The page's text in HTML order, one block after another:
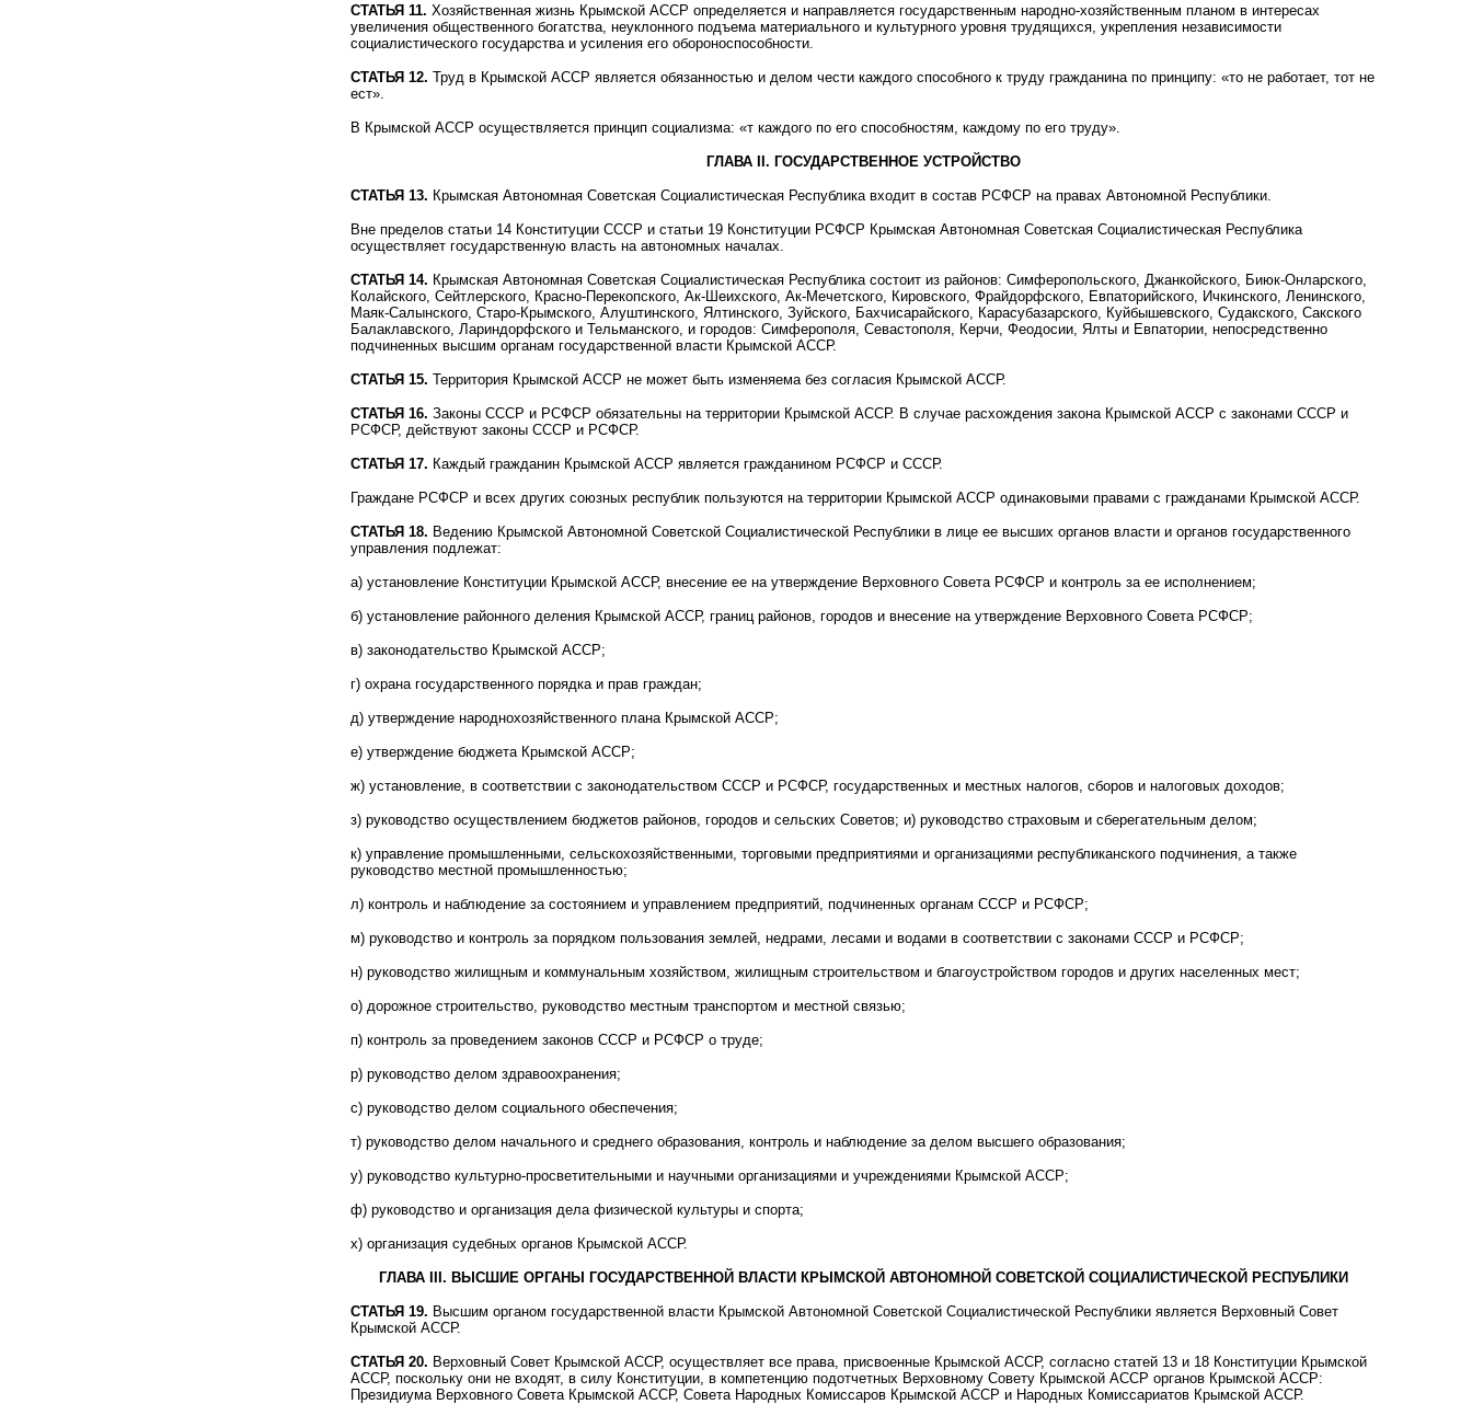
СТАТЬЯ 11. Хозяйственная жизнь Крымской АССР определяется и направляется государственным народно-хозяйственным планом в интересах
увеличения общественного богатства, неуклонного подъема материального и культурного уровня трудящихся, укрепления независимости
социалистического государства и усиления его обороноспособности.
СТАТЬЯ 12. Труд в Крымской АССР является обязанностью и делом чести каждого способного к труду гражданина по принципу: «то не работает, тот не
ест».
В Крымской АССР осуществляется принцип социализма: «т каждого по его способностям, каждому по его труду».
ГЛАВА II. ГОСУДАРСТВЕННОЕ УСТРОЙСТВО
СТАТЬЯ 13. Крымская Автономная Советская Социалистическая Республика входит в состав РСФСР на правах Автономной Республики.
Вне пределов статьи 14 Конституции СССР и статьи 19 Конституции РСФСР Крымская Автономная Советская Социалистическая Республика
осуществляет государственную власть на автономных началах.
СТАТЬЯ 14. Крымская Автономная Советская Социалистическая Республика состоит из районов: Симферопольского, Джанкойского, Биюк-Онларского,
Колайского, Сейтлерского, Красно-Перекопского, Ак-Шеихского, Ак-Мечетского, Кировского, Фрайдорфского, Евпаторийского, Ичкинского, Ленинского,
Маяк-Салынского, Старо-Крымского, Алуштинского, Ялтинского, Зуйского, Бахчисарайского, Карасубазарского, Куйбышевского, Судакского, Сакского
Балаклавского, Лариндорфского и Тельманского, и городов: Симферополя, Севастополя, Керчи, Феодосии, Ялты и Евпатории, непосредственно
подчиненных высшим органам государственной власти Крымской АССР.
СТАТЬЯ 15. Территория Крымской АССР не может быть изменяема без согласия Крымской АССР.
СТАТЬЯ 16. Законы СССР и РСФСР обязательны на территории Крымской АССР. В случае расхождения закона Крымской АССР с законами СССР и
РСФСР, действуют законы СССР и РСФСР.
СТАТЬЯ 17. Каждый гражданин Крымской АССР является гражданином РСФСР и СССР.
Граждане РСФСР и всех других союзных республик пользуются на территории Крымской АССР одинаковыми правами с гражданами Крымской АССР.
СТАТЬЯ 18. Ведению Крымской Автономной Советской Социалистической Республики в лице ее высших органов власти и органов государственного
управления подлежат:
а) установление Конституции Крымской АССР, внесение ее на утверждение Верховного Совета РСФСР и контроль за ее исполнением;
б) установление районного деления Крымской АССР, границ районов, городов и внесение на утверждение Верховного Совета РСФСР;
в) законодательство Крымской АССР;
г) охрана государственного порядка и прав граждан;
д) утверждение народнохозяйственного плана Крымской АССР;
е) утверждение бюджета Крымской АССР;
ж) установление, в соответствии с законодательством СССР и РСФСР, государственных и местных налогов, сборов и налоговых доходов;
з) руководство осуществлением бюджетов районов, городов и сельских Советов; и) руководство страховым и сберегательным делом;
к) управление промышленными, сельскохозяйственными, торговыми предприятиями и организациями республиканского подчинения, а также
руководство местной промышленностью;
л) контроль и наблюдение за состоянием и управлением предприятий, подчиненных органам СССР и РСФСР;
м) руководство и контроль за порядком пользования землей, недрами, лесами и водами в соответствии с законами СССР и РСФСР;
н) руководство жилищным и коммунальным хозяйством, жилищным строительством и благоустройством городов и других населенных мест;
о) дорожное строительство, руководство местным транспортом и местной связью;
п) контроль за проведением законов СССР и РСФСР о труде;
р) руководство делом здравоохранения;
с) руководство делом социального обеспечения;
т) руководство делом начального и среднего образования, контроль и наблюдение за делом высшего образования;
у) руководство культурно-просветительными и научными организациями и учреждениями Крымской АССР;
ф) руководство и организация дела физической культуры и спорта;
х) организация судебных органов Крымской АССР.
ГЛАВА III. ВЫСШИЕ ОРГАНЫ ГОСУДАРСТВЕННОЙ ВЛАСТИ КРЫМСКОЙ АВТОНОМНОЙ СОВЕТСКОЙ СОЦИАЛИСТИЧЕСКОЙ РЕСПУБЛИКИ
СТАТЬЯ 19. Высшим органом государственной власти Крымской Автономной Советской Социалистической Республики является Верховный Совет
Крымской АССР.
СТАТЬЯ 20. Верховный Совет Крымской АССР, осуществляет все права, присвоенные Крымской АССР, согласно статей 13 и 18 Конституции Крымской
АССР, поскольку они не входят, в силу Конституции, в компетенцию подотчетных Верховному Совету Крымской АССР органов Крымской АССР:
Президиума Верховного Совета Крымской АССР, Совета Народных Комиссаров Крымской АССР и Народных Комиссариатов Крымской АССР.